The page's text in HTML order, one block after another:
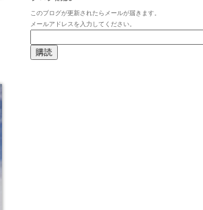
このブログが更新されたらメールが届きます。
メールアドレスを入力してください。